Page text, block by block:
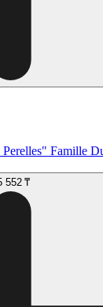
Famille
552 ₸